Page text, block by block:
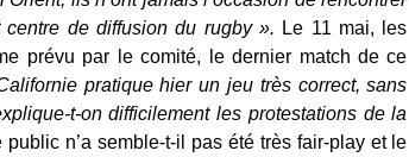
de diffusion du rugby ». Le 11 mai, les
prévu par le comité, le dernier match de ce
pratique hier un jeu très correct, sans
t-on difficilement les protestations de la
public n’a semble-t-il pas été très fair-play et le